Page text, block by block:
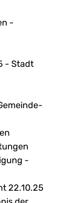
-
- Stadt
-
22.10.25